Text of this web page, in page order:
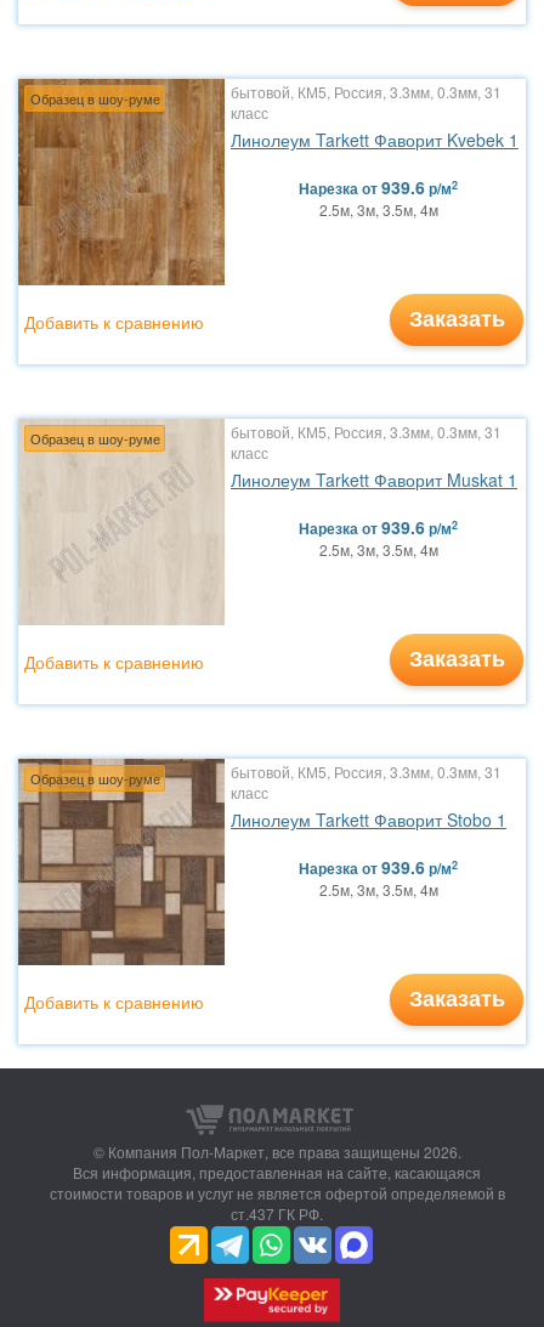
Образец в шоу-руме
бытовой, КМ5, Россия, 3.3мм, 0.3мм, 31
класс
Линолеум Tarkett Фаворит Kvebek 1
Нарезкаот939.6р/м2
2.5м, 3м, 3.5м, 4м
Заказать
Добавить к сравнению
Образец в шоу-руме
бытовой, КМ5, Россия, 3.3мм, 0.3мм, 31
класс
Линолеум Tarkett Фаворит Muskat 1
Нарезкаот939.6р/м2
2.5м, 3м, 3.5м, 4м
Заказать
Добавить к сравнению
Образец в шоу-руме
бытовой, КМ5, Россия, 3.3мм, 0.3мм, 31
класс
Линолеум Tarkett Фаворит Stobo 1
Нарезкаот939.6р/м2
2.5м, 3м, 3.5м, 4м
Заказать
Добавить к сравнению
© Компания Пол-Маркет, все права защищены 2026.
Вся информация, предоставленная на сайте, касающаяся
стоимости товаров и услуг не является офертой определяемой в
ст.437 ГК РФ.